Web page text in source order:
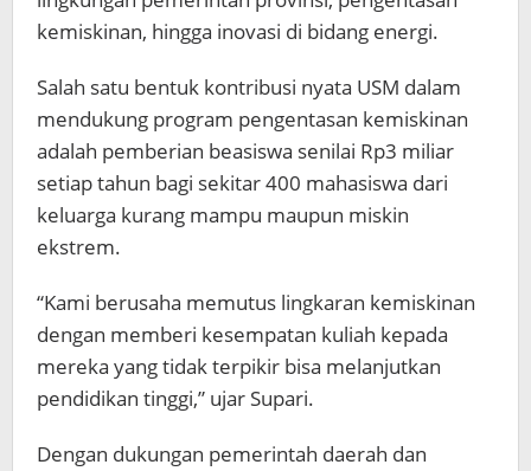
kemiskinan, hingga inovasi di bidang energi.
Salah satu bentuk kontribusi nyata USM dalam
mendukung program pengentasan kemiskinan
adalah pemberian beasiswa senilai Rp3 miliar
setiap tahun bagi sekitar 400 mahasiswa dari
keluarga kurang mampu maupun miskin
ekstrem.
“Kami berusaha memutus lingkaran kemiskinan
dengan memberi kesempatan kuliah kepada
mereka yang tidak terpikir bisa melanjutkan
pendidikan tinggi,” ujar Supari.
Dengan dukungan pemerintah daerah dan